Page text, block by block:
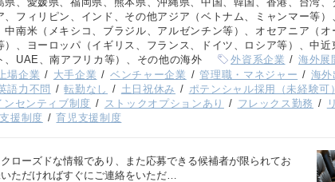
、フィリピン、インド、その他アジア（ベトナム、ミャンマー等）
中南米（メキシコ、ブラジル、アルゼンチン等）、オセアニア（オ
）、ヨーロッパ（イギリス、フランス、ドイツ、ロシア等）、中近
、UAE、南アフリカ等）、その他の海外
外資系企業
海外展
上場企業 大手企業 ベンチャー企業 管理職・マネジャー 海外
語力不問 転勤なし 土日祝休み ポテンシャル採用（未経験可）
ンセンティブ制度 ストックオプションあり フレックス勤務
援制度 育児支援制度
ローズドな情報であり、また応募できる候補者が限られてお
ただければすぐにご連絡をいただ…